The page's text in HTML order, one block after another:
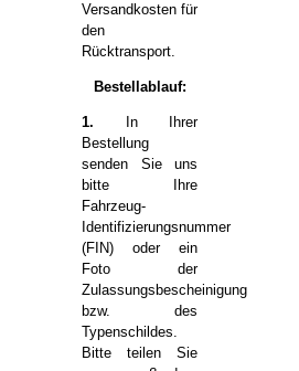
Versandkosten für
den
Rücktransport.
Bestellablauf:
1. In Ihrer
Bestellung
senden Sie uns
bitte Ihre
Fahrzeug-
Identifizierungsnummer
(FIN) oder ein
Foto der
Zulassungsbescheinigung
bzw. des
Typenschildes.
Bitte teilen Sie